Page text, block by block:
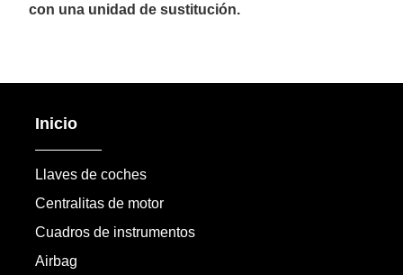
con una unidad de sustitución.
Inicio
Llaves de coches
Centralitas de motor
Cuadros de instrumentos
Airbag